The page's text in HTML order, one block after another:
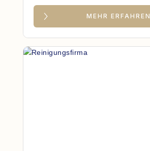
MEHR ERFAHREN